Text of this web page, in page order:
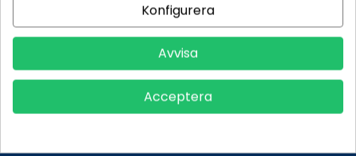
Jag vill använda en annan adress för fakturan.
Spara Uppgifter
Konfigurera
Avvisa
Acceptera